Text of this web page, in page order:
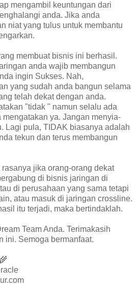
mengambil keuntungan dari
anda. Jika anda
niat yang tulus untuk membantu
membuat bisnis ini berhasil.
anda wajib membangun
ingin Sukses. Nah,
yang sudah anda bangun selama
telah dekat dengan anda.
"tidak " namun selalu ada
ya. Jangan menyia-
Lagi pula, TIDAK biasanya adalah
tekun dan terus membangun
jika orang-orang dekat
di bisnis jaringan di
di perusahaan yang sama tetapi
atau masuk di jaringan crossline.
itu terjadi, maka bertindaklah.
Team Anda. Terimakasih
ini. Semoga bermanfaat.